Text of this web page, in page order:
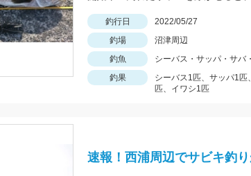
釣行日 2022/05/27
釣場
沼津周辺
釣魚
シーバス・サッパ・サバ
釣果
シーバス1匹、サッパ1匹
匹、イワシ1匹
速報！西浦周辺でサビキ釣り